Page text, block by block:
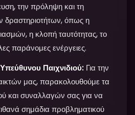
την πρόληψη και τη
δραστηριοτήτων, όπως η
η κλοπή ταυτότητας, το
παράνομες ενέργειες.
Παιχνιδιού: Για την
μας, παρακολουθούμε τα
και συναλλαγών σας για να
σημάδια προβληματικού